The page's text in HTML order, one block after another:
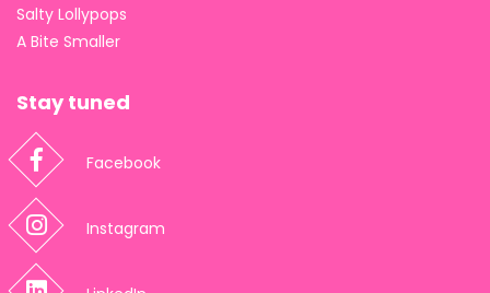
Salty Lollypops
A Bite Smaller
Stay tuned
Facebook
Instagram